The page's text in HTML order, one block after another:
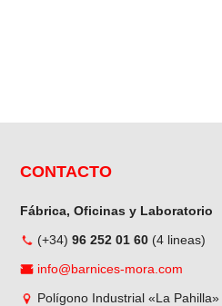
CONTACTO
Fábrica, Oficinas y Laboratorio
(+34) 96 252 01 60 (4 lineas)
info@barnices-mora.com
Polígono Industrial «La Pahilla»